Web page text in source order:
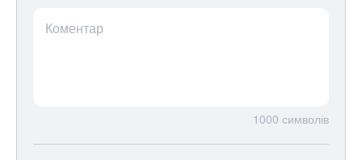
Коментар
1000 символів